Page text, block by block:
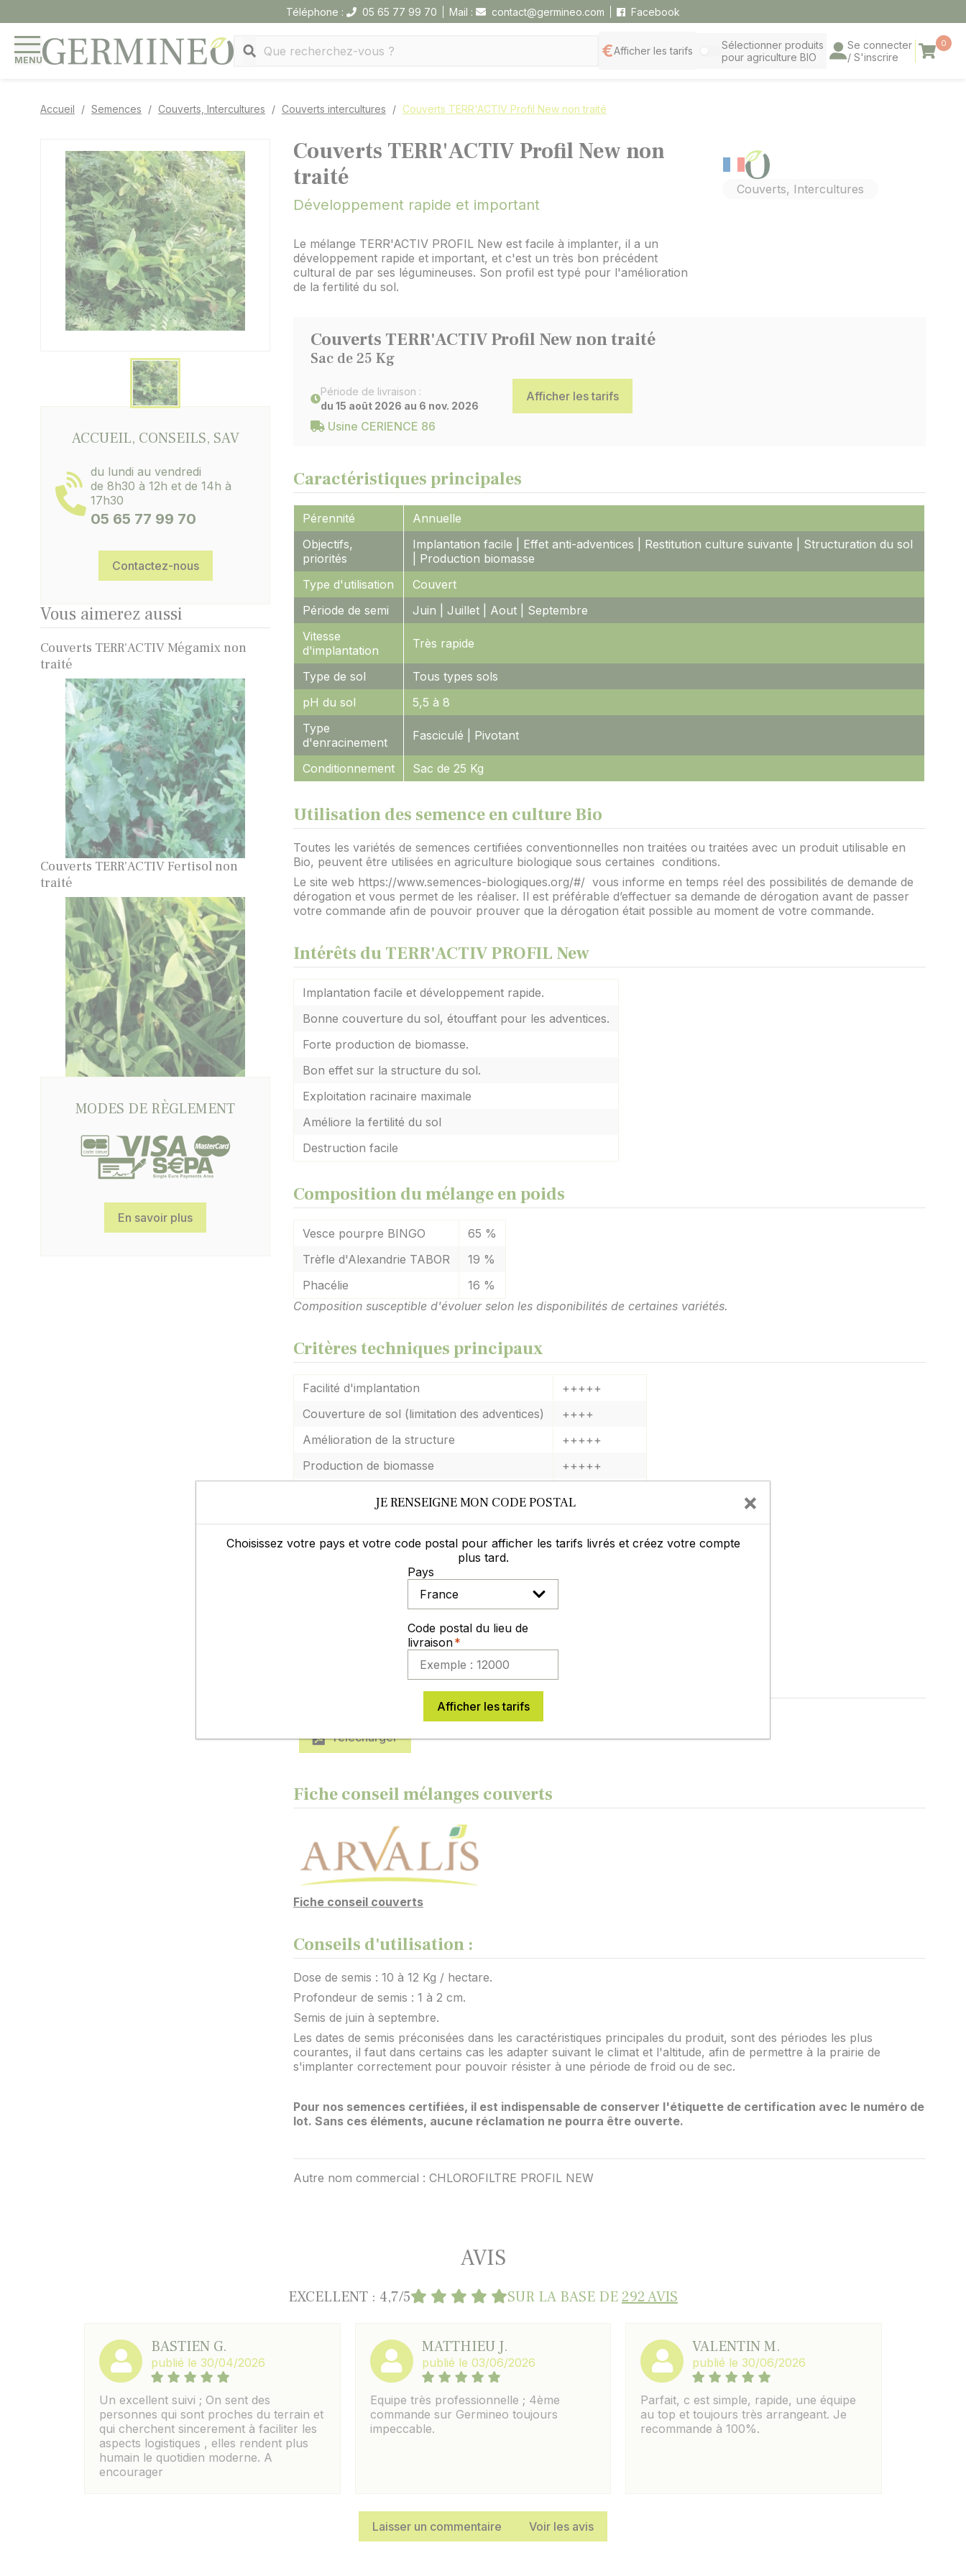
Téléphone : 05 65 77 99 70 Mail : contact@germineo.com Facebook
MENU
Afficher les tarifs
Sélectionner produits
pour agriculture BIO
Se connecter
/ S'inscrire
0
Panier
Accueil Semences Couverts, Intercultures Couverts intercultures Couverts TERR'ACTIV Profil New non traité
Couverts TERR'ACTIV Profil New non
traité
Développement rapide et important
ACCUEIL, CONSEILS, SAV
du lundi au vendredi
de 8h30 à 12h et de 14h à
17h30
05 65 77 99 70
Contactez-nous
Vous aimerez aussi
Couverts TERR'ACTIV Mégamix non
traité
Couverts TERR'ACTIV Fertisol non
traité
MODES DE RÈGLEMENT
En savoir plus
Le mélange TERR'ACTIV PROFIL New est facile à implanter, il a un
développement rapide et important, et c'est un très bon précédent
cultural de par ses légumineuses. Son profil est typé pour l'amélioration
de la fertilité du sol.
Couverts TERR'ACTIV Profil New non traité
Sac de 25 Kg
Période de livraison :
du 15 août 2026 au 6 nov. 2026
Afficher les tarifs
Usine CERIENCE 86
Couverts, Intercultures
Caractéristiques principales
Pérennité
Annuelle
Objectifs,
priorités
Implantation facile | Effet anti-adventices | Restitution culture suivante | Structuration du sol
| Production biomasse
Type d'utilisation
Couvert
Période de semi
Juin | Juillet | Aout | Septembre
Vitesse
d'implantation
Très rapide
Type de sol
Tous types sols
pH du sol
5,5 à 8
Type
d'enracinement
Fasciculé | Pivotant
Conditionnement Sac de 25 Kg
Utilisation des semence en culture Bio
Toutes les variétés de semences certifiées conventionnelles non traitées ou traitées avec un produit utilisable en
Bio, peuvent être utilisées en agriculture biologique sous certaines conditions.
Le site web https://www.semences-biologiques.org/#/ vous informe en temps réel des possibilités de demande de
dérogation et vous permet de les réaliser. Il est préférable d’effectuer sa demande de dérogation avant de passer
votre commande afin de pouvoir prouver que la dérogation était possible au moment de votre commande.
Intérêts du TERR'ACTIV PROFIL New
Implantation facile et développement rapide.
Bonne couverture du sol, étouffant pour les adventices.
Forte production de biomasse.
Bon effet sur la structure du sol.
Exploitation racinaire maximale
Améliore la fertilité du sol
Destruction facile
Composition du mélange en poids
Vesce pourpre BINGO
65 %
Trèfle d'Alexandrie TABOR
19 %
Phacélie
16 %
Composition susceptible d'évoluer selon les disponibilités de certaines variétés.
Critères techniques principaux
Facilité d'implantation
+++++
Couverture de sol (limitation des adventices)
++++
Amélioration de la structure
+++++
Production de biomasse
+++++
Facilité de destruction (gel ou mécanique)
+++++
Valorisation possible alimentation animale
Destruction par le gel à partir de
Le niveau de note est étalonné de 1 (faible) à 5 (excellent).
Fiche technique fournisseur
Télécharger
Fiche conseil mélanges couverts
Fiche conseil couverts
Conseils d'utilisation :
Dose de semis : 10 à 12 Kg / hectare.
Profondeur de semis : 1 à 2 cm.
Semis de juin à septembre.
Les dates de semis préconisées dans les caractéristiques principales du produit, sont des périodes les plus
courantes, il faut dans certains cas les adapter suivant le climat et l'altitude, afin de permettre à la prairie de
s'implanter correctement pour pouvoir résister à une période de froid ou de sec.
Pour nos semences certifiées, il est indispensable de conserver l'étiquette de certification avec le numéro de
lot. Sans ces éléments, aucune réclamation ne pourra être ouverte.
Autre nom commercial : CHLOROFILTRE PROFIL NEW
AVIS
EXCELLENT : 4,7/5 SUR LA BASE DE292 AVIS
BASTIEN G.
publié le 30/04/2026
Un excellent suivi ; On sent des
personnes qui sont proches du terrain et
qui cherchent sincerement à faciliter les
aspects logistiques , elles rendent plus
humain le quotidien moderne. A
encourager
MATTHIEU J.
publié le 03/06/2026
Equipe très professionnelle ; 4ème
commande sur Germineo toujours
impeccable.
VALENTIN M.
publié le 30/06/2026
Parfait, c est simple, rapide, une équipe
au top et toujours très arrangeant. Je
recommande à 100%.
Laisser un commentaire Voir les avis
JE RENSEIGNE MON CODE POSTAL ×
Choisissez votre pays et votre code postal pour afficher les tarifs livrés et créez votre compte
plus tard.
Pays
Code postal du lieu de
livraison
Afficher les tarifs